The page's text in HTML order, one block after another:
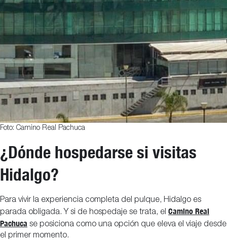
Foto: Camino Real Pachuca
¿Dónde hospedarse si visitas
Hidalgo?
Para vivir la experiencia completa del pulque, Hidalgo es
parada obligada. Y si de hospedaje se trata, el Camino Real
Pachuca se posiciona como una opción que eleva el viaje desde
el primer momento.